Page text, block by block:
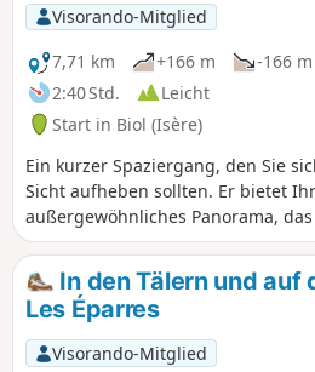
Visorando-Mitglied
7,71 km
+166 m
-166 m
2:40 Std.
Leicht
Start in Biol (Isère)
Ein kurzer Spaziergang, den Sie
Sicht aufheben sollten. Er bietet
außergewöhnliches Panorama,
über die Dent du Chat, den Mont
Gipfel von Belledonne sowie den
bis zu den Gipfeln im Osten des
weist keine besonderen
In den Tälern und auf
Les Éparres
Visorando-Mitglied